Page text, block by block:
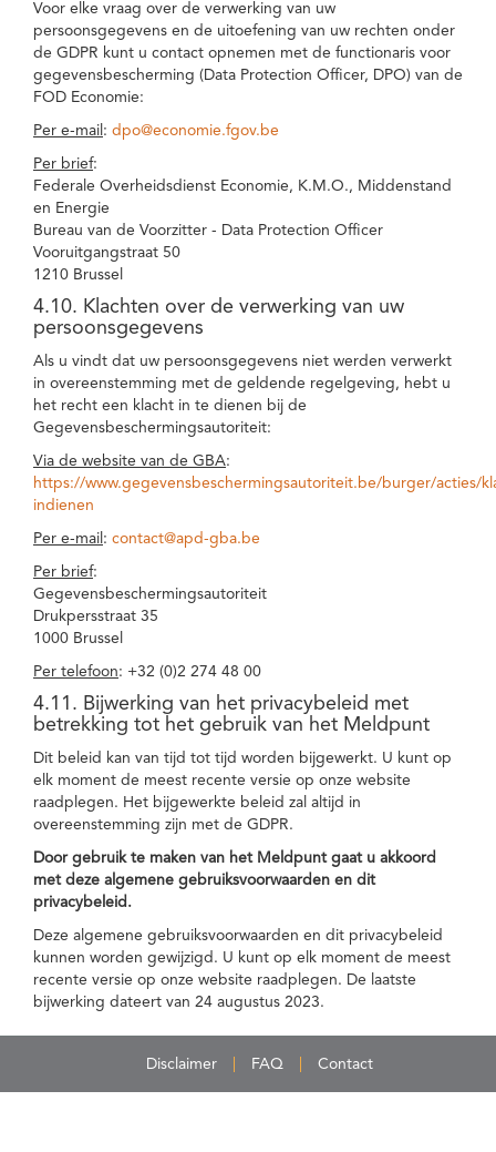
Voor elke vraag over de verwerking van uw
persoonsgegevens en de uitoefening van uw rechten onder
de GDPR kunt u contact opnemen met de functionaris voor
gegevensbescherming (Data Protection Officer, DPO) van de
FOD Economie:
Per e-mail : dpo@economie.fgov.be
Per brief:
Federale Overheidsdienst Economie, K.M.O., Middenstand
en Energie
Bureau van de Voorzitter - Data Protection Officer
Vooruitgangstraat 50
1210 Brussel
4.10. Klachten over de verwerking van uw
persoonsgegevens
Als u vindt dat uw persoonsgegevens niet werden verwerkt
in overeenstemming met de geldende regelgeving, hebt u
het recht een klacht in te dienen bij de
Gegevensbeschermingsautoriteit:
Via de website van de GBA:
https://www.gegevensbeschermingsautoriteit.be/burger/acties/
indienen
Per e-mail : contact@apd-gba.be
Per brief:
Gegevensbeschermingsautoriteit
Drukpersstraat 35
1000 Brussel
Per telefoon: +32 (0)2 274 48 00
4.11. Bijwerking van het privacybeleid met
betrekking tot het gebruik van het Meldpunt
Dit beleid kan van tijd tot tijd worden bijgewerkt. U kunt op
elk moment de meest recente versie op onze website
raadplegen. Het bijgewerkte beleid zal altijd in
overeenstemming zijn met de GDPR.
Door gebruik te maken van het Meldpunt gaat u akkoord
met deze algemene gebruiksvoorwaarden en dit
privacybeleid.
Deze algemene gebruiksvoorwaarden en dit privacybeleid
kunnen worden gewijzigd. U kunt op elk moment de meest
recente versie op onze website raadplegen. De laatste
bijwerking dateert van 24 augustus 2023.
Disclaimer FAQ Contact